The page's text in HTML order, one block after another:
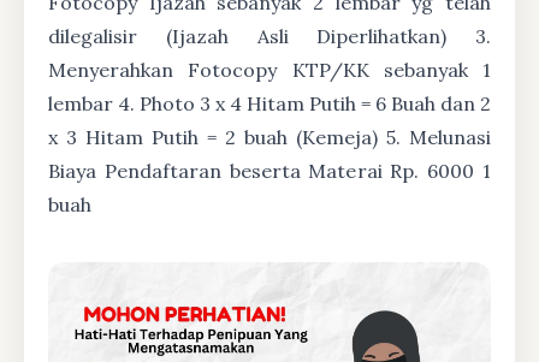
dilegalisir (Ijazah Asli Diperlihatkan) 3.
Menyerahkan Fotocopy KTP/KK sebanyak 1
lembar 4. Photo 3 x 4 Hitam Putih = 6 Buah dan 2
x 3 Hitam Putih = 2 buah (Kemeja) 5. Melunasi
Biaya Pendaftaran beserta Materai Rp. 6000 1
buah